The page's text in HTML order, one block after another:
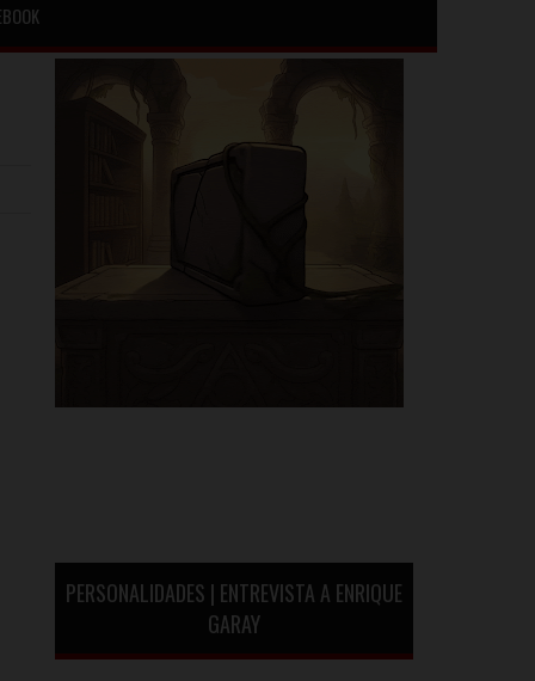
PERSONALIDADES | ENTREVISTA A ENRIQUE
GARAY